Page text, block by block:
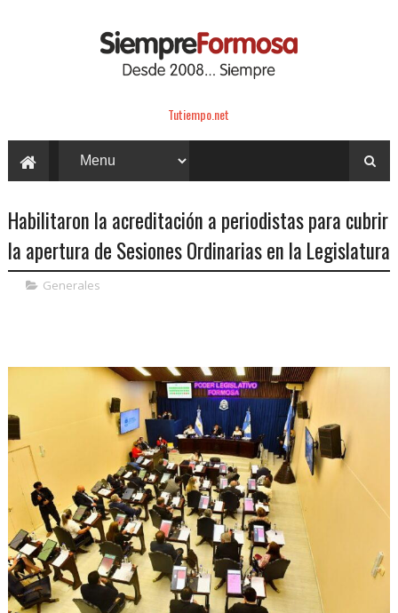
Tutiempo.net
Habilitaron la acreditación a periodistas para cubrir
la apertura de Sesiones Ordinarias en la Legislatura
Generales